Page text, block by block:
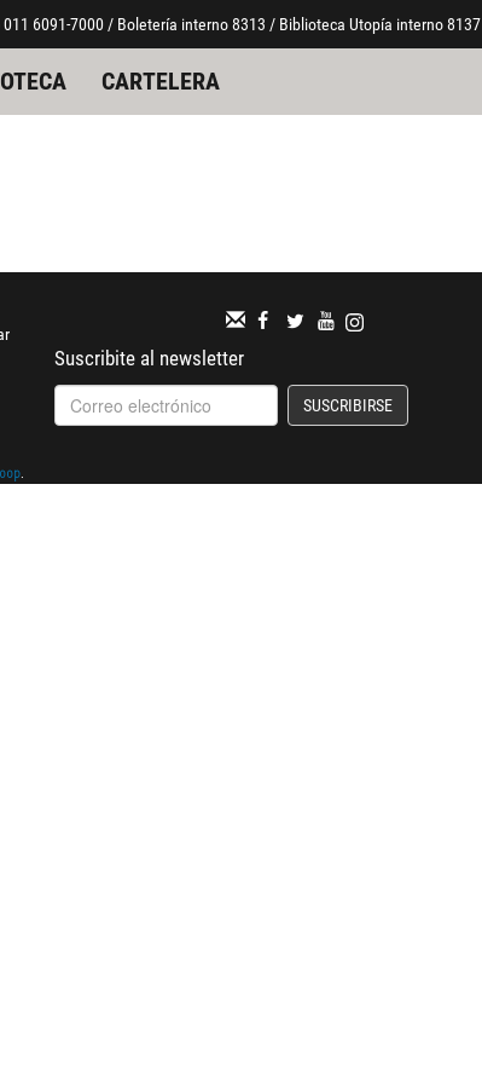
6091-7000 / Boletería interno 8313 / Biblioteca Utopía interno 8137
CARTELERA
Suscribite al newsletter
SUSCRIBIRSE
.